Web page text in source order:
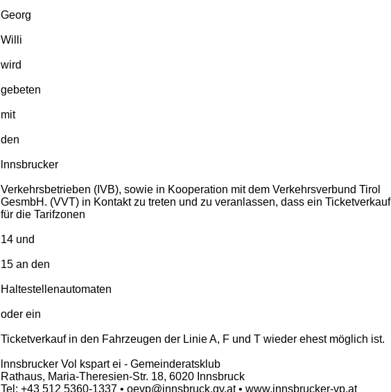
Georg
Willi
wird
gebeten
mit
den
lnnsbrucker
Verkehrsbetrieben (IVB), sowie in Kooperation mit dem Verkehrsverbund Tirol
GesmbH. (VVT) in Kontakt zu treten und zu veranlassen, dass ein Ticketverkauf
für die Tarifzonen
14 und
15 an den
Haltestellenautomaten
oder ein
Ticketverkauf in den Fahrzeugen der Linie A, F und T wieder ehest möglich ist.
lnnsbrucker Vol kspart ei - Gemeinderatsklub
Rathaus, Maria-Theresien-Str. 18, 6020 Innsbruck
Tel: +43 512 5360-1337 • oevp@innsbruck.gv.at • www.innsbrucker-vp.at